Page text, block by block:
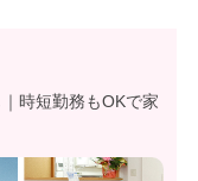
時短勤務もOKで家